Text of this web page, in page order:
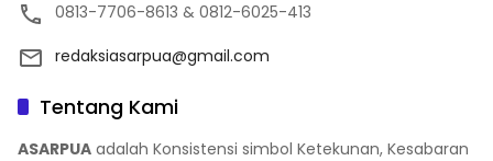
0813-7706-8613 & 0812-6025-413
redaksiasarpua@gmail.com
Tentang Kami
ASARPUA adalah Konsistensi simbol Ketekunan, Kesabaran